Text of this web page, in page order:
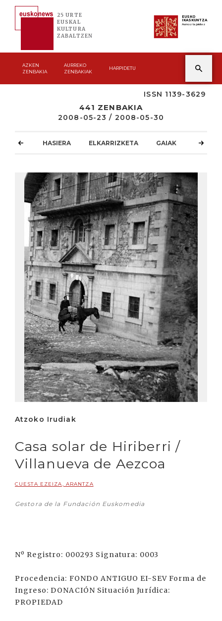
25 URTE
EUSKAL
KULTURA
ZABALTZEN
EUSKO
IKASKUNTZA
Asmoz ta jakitez
AZKEN
ZENBAKIA
AURREKO
ZENBAKIAK
HARPIDETU
ISSN 1139-3629
441 ZENBAKIA
2008-05-23 / 2008-05-30
HASIERA ELKARRIZKETA GAIAK
Atzoko Irudiak
Casa solar de Hiriberri /
Villanueva de Aezcoa
CUESTA EZEIZA, ARANTZA
Gestora de la Fundación Euskomedia
Nº Registro: 000293 Signatura: 0003
Procedencia: FONDO ANTIGUO EI-SEV Forma de
Ingreso: DONACIÓN Situación Jurídica:
PROPIEDAD